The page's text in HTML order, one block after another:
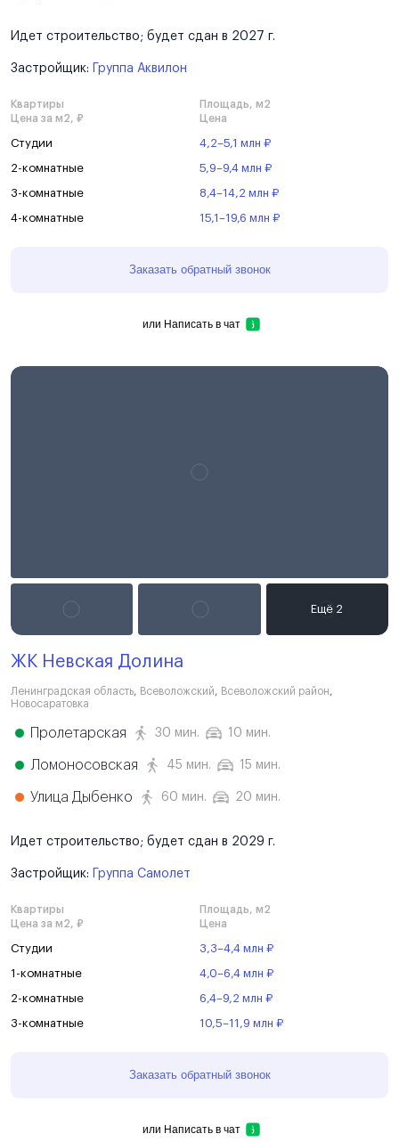
Идет строительство; будет сдан в 2027 г.
Застройщик: Группа Аквилон
Квартиры
Площадь, м2
Цена за м2, ₽
Цена
Студии 4,2–5,1 млн ₽
2-комнатные 5,9–9,4 млн ₽
3-комнатные 8,4–14,2 млн ₽
4-комнатные 15,1–19,6 млн ₽
Заказать обратный звонок
или Написать в чат
ЖК Невская Долина
Ленинградская область, Всеволожский, Всеволожский район,
Новосаратовка
Пролетарская 30 мин. 10 мин.
Ломоносовская 45 мин. 15 мин.
Улица Дыбенко 60 мин. 20 мин.
Идет строительство; будет сдан в 2029 г.
Застройщик: Группа Самолет
Квартиры
Площадь, м2
Цена за м2, ₽
Цена
Студии 3,3–4,4 млн ₽
1-комнатные 4,0–6,4 млн ₽
2-комнатные 6,4–9,2 млн ₽
3-комнатные 10,5–11,9 млн ₽
Заказать обратный звонок
или Написать в чат